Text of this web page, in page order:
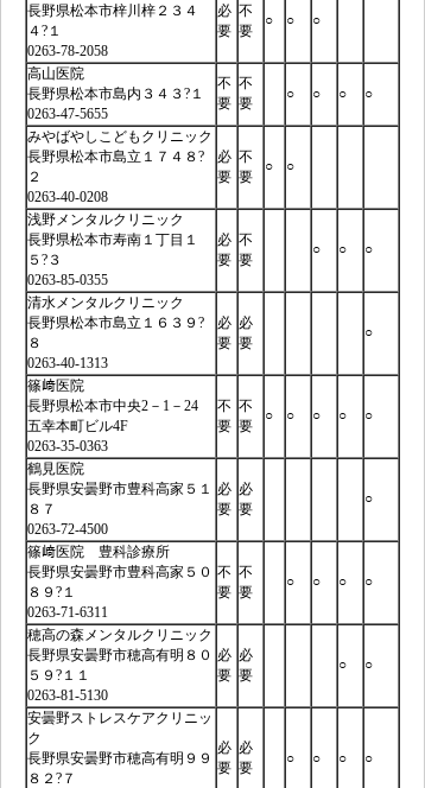
長野県松本市梓川梓２３４
４?１
0263-78-2058
必
要
不
要
○ ○ ○
高山医院
長野県松本市島内３４３?１
0263-47-5655
不
要
不
要
○ ○ ○ ○
みやばやしこどもクリニック
長野県松本市島立１７４８?
２
0263-40-0208
必
要
不
要
○ ○
浅野メンタルクリニック
長野県松本市寿南１丁目１
５?３
0263-85-0355
必
要
不
要
○ ○ ○
清水メンタルクリニック
長野県松本市島立１６３９?
８
0263-40-1313
必
要
必
要
○
篠﨑医院
長野県松本市中央2－1－24
五幸本町ビル4F
0263-35-0363
不
要
不
要
○ ○ ○ ○ ○
鶴見医院
長野県安曇野市豊科高家５１
８７
0263-72-4500
必
要
必
要
○
篠﨑医院 豊科診療所
長野県安曇野市豊科高家５０
８９?１
0263-71-6311
不
要
不
要
○ ○ ○ ○
穂高の森メンタルクリニック
長野県安曇野市穂高有明８０
５９?１１
0263-81-5130
必
要
必
要
○ ○
安曇野ストレスケアクリニッ
ク
長野県安曇野市穂高有明９９
８２?７
必
要
必
要
○ ○ ○ ○